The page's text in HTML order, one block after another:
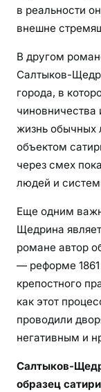
в реальности
внешне
В другом
Салтыков-
города, в
чиновничества
жизнь обычных
объектом
через смех
людей и
Еще одним
Щедрина
романе автор
— реформе 1861
крепостного
как этот
проводили
негативным и
Салтыков-
образец